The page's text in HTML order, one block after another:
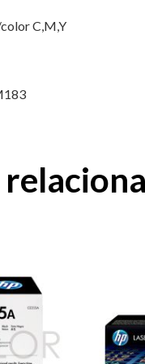
C,M,Y